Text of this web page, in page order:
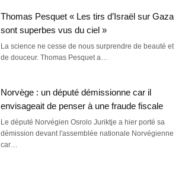
Thomas Pesquet « Les tirs d’Israël sur Gaza
sont superbes vus du ciel »
La science ne cesse de nous surprendre de beauté et
de douceur. Thomas Pesquet a…
Norvège : un député démissionne car il
envisageait de penser à une fraude fiscale
Le député Norvégien Osrolo Juriktje a hier porté sa
démission devant l'assemblée nationale Norvégienne
car…